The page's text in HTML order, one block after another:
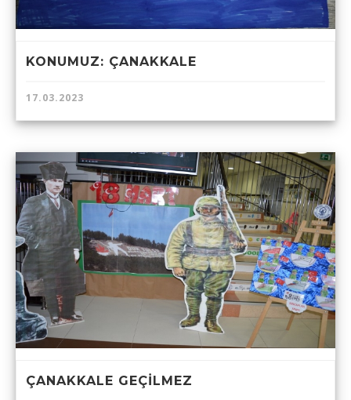
KONUMUZ: ÇANAKKALE
17.03.2023
ÇANAKKALE GEÇİLMEZ